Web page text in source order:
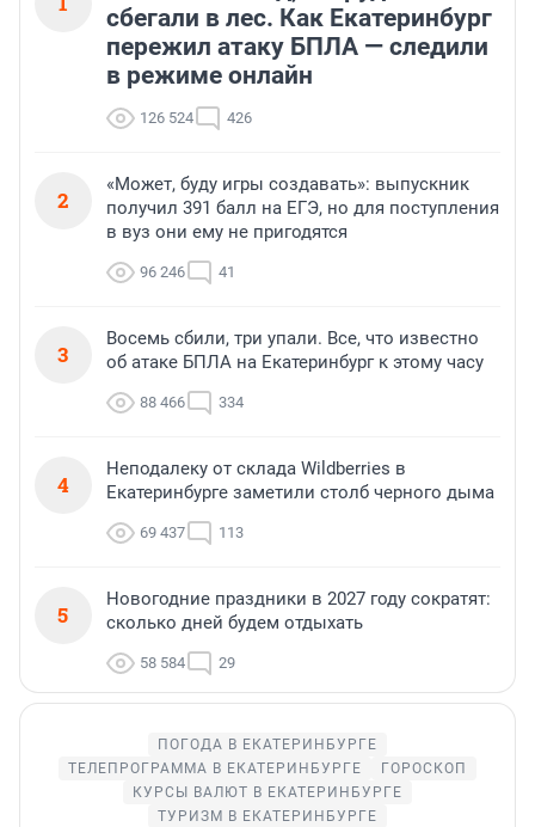
сбегали в лес. Как Екатеринбург
пережил атаку БПЛА — следили
в режиме онлайн
126 524 426
2
«Может, буду игры создавать»: выпускник
получил 391 балл на ЕГЭ, но для поступления
в вуз они ему не пригодятся
96 246 41
3
Восемь сбили, три упали. Все, что известно
об атаке БПЛА на Екатеринбург к этому часу
88 466 334
4
Неподалеку от склада Wildberries в
Екатеринбурге заметили столб черного дыма
69 437 113
5
Новогодние праздники в 2027 году сократят:
сколько дней будем отдыхать
58 584 29
ПОГОДА В ЕКАТЕРИНБУРГЕ
ТЕЛЕПРОГРАММА В ЕКАТЕРИНБУРГЕ
ГОРОСКОП
КУРСЫ ВАЛЮТ В ЕКАТЕРИНБУРГЕ
ТУРИЗМ В ЕКАТЕРИНБУРГЕ